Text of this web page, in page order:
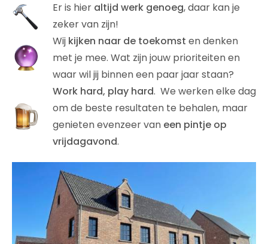
Er is hier altijd werk genoeg, daar kan je
zeker van zijn!
Wij kijken naar de toekomst en denken
met je mee. Wat zijn jouw prioriteiten en
waar wil jij binnen een paar jaar staan?
Work hard, play hard. We werken elke dag
om de beste resultaten te behalen, maar
genieten evenzeer van een pintje op
vrijdagavond.